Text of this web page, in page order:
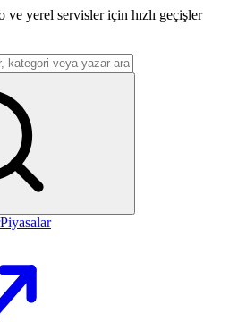
ve yerel servisler için hızlı geçişler
Piyasalar